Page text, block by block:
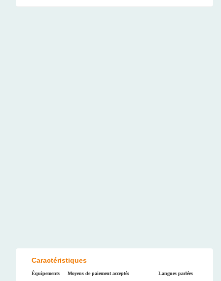
Caractéristiques
Équipements Moyens de paiement acceptés Langues parlées